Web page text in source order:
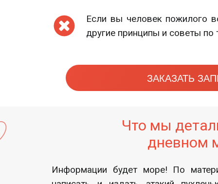
Если вы человек пожилого
другие принципы и советы по
ЗАКАЗАТЬ
Что мы
дневном
Информации будет море! По